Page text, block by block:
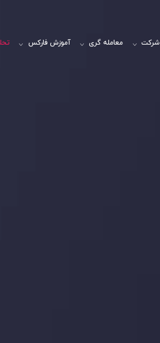
شرکت معامله گری آموزش فارکس